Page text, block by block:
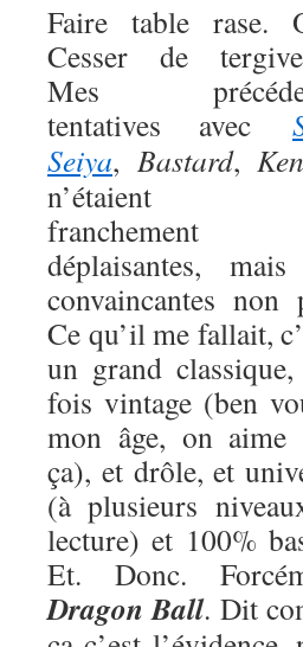
Faire table rase.
Cesser de
Mes
tentatives avec
Seiya, Bastard,
n’étaient
franchement
déplaisantes,
convaincantes non
Ce qu’il me fallait,
un grand
fois vintage (ben
mon âge, on aime
ça), et drôle, et
(à plusieurs
lecture) et 100%
Et. Donc.
Dragon Ball. Dit